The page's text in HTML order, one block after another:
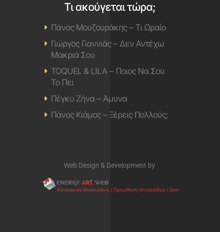
Τι ακούγεται τώρα;
Πάνος Μουζουράκης – Τι Ωραίο
Γιώργος Γιαννιάς – Δεν Αντέχω
Μακριά Σου
TOQUEL & LILA – Ποιος Να Σου
Το Πει
Πέγκυ Ζήνα – Άμυνα
Πάνος Κιάμος – Ξέρεις Πολλούς;
Web Design & Development by